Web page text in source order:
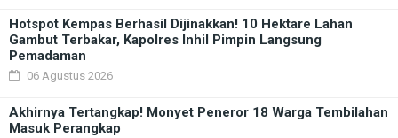
Hotspot Kempas Berhasil Dijinakkan! 10 Hektare Lahan
Gambut Terbakar, Kapolres Inhil Pimpin Langsung
Pemadaman
06 Agustus 2026
Akhirnya Tertangkap! Monyet Peneror 18 Warga Tembilahan
Masuk Perangkap